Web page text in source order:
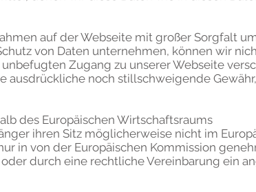
auf der Webseite mit großer Sorgfalt
von Daten unternehmen, können wir
Zugang zu unserer Webseite
ausdrückliche noch stillschweigende
des Europäischen Wirtschaftsraums
ihren Sitz möglicherweise nicht im
in von der Europäischen Kommission
durch eine rechtliche Vereinbarung ein